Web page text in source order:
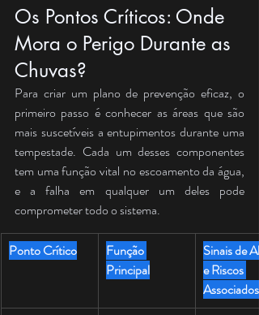
Os Pontos Críticos: Onde
Mora o Perigo Durante as
Chuvas?
Para criar um plano de prevenção eficaz, o
primeiro passo é conhecer as áreas que são
mais suscetíveis a entupimentos durante uma
tempestade. Cada um desses componentes
tem uma função vital no escoamento da água,
e a falha em qualquer um deles pode
comprometer todo o sistema.
Ponto Crítico
Função
Principal
Sinais de
e Riscos
Associados